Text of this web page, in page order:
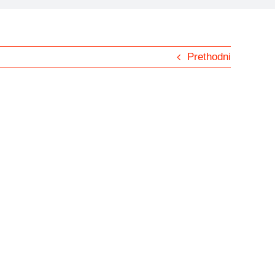
Prethodni